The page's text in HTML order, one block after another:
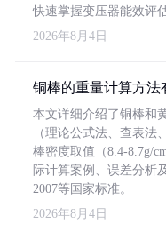
快速掌握变压器能效评
2026年8月4日
铜棒的重量计算方法
本文详细介绍了铜棒和
（理论公式法、查表法
棒密度取值（8.4-8.7g/
际计算案例、误差分析
2007等国家标准。
2026年8月4日